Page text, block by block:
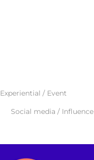
Experiential / Event
Social media / Influence